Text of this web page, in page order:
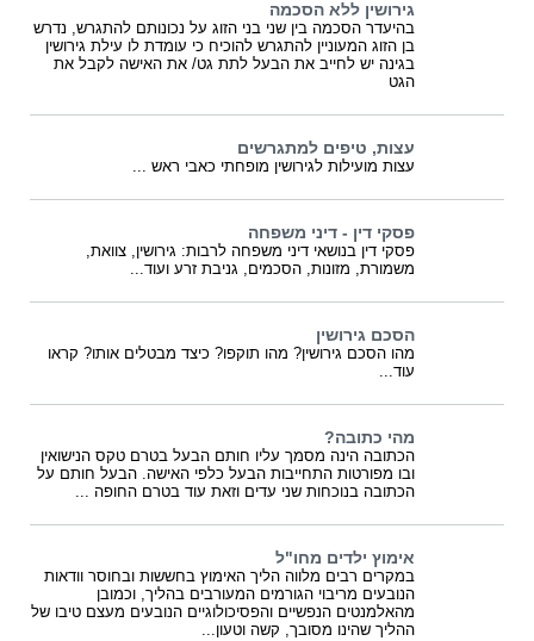
גירושין ללא הסכמה
בהיעדר הסכמה בין שני בני הזוג על נכונותם להתגרש, נדרש
בן הזוג המעוניין להתגרש להוכיח כי עומדת לו עילת גירושין
בגינה יש לחייב את הבעל לתת גט/ את האישה לקבל את
הגט
עצות, טיפים למתגרשים
עצות מועילות לגירושין מופחתי כאבי ראש ...
פסקי דין - דיני משפחה
פסקי דין בנושאי דיני משפחה לרבות: גירושין, צוואת,
משמורת, מזונות, הסכמים, גניבת זרע ועוד...
הסכם גירושין
מהו הסכם גירושין? מהו תוקפו? כיצד מבטלים אותו? קראו
עוד...
מהי כתובה?
הכתובה הינה מסמך עליו חותם הבעל בטרם טקס הנישואין
ובו מפורטות התחייבות הבעל כלפי האישה. הבעל חותם על
הכתובה בנוכחות שני עדים וזאת עוד בטרם החופה ...
אימוץ ילדים מחו"ל
במקרים רבים מלווה הליך האימוץ בחששות ובחוסר וודאות
הנובעים מריבוי הגורמים המעורבים בהליך, וכמובן
מהאלמנטים הנפשיים והפסיכולוגיים הנובעים מעצם טיבו של
ההליך שהינו מסובך, קשה וטעון...